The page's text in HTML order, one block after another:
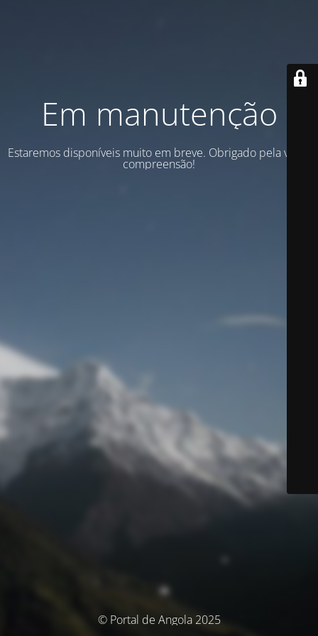
Em manutenção
Estaremos disponíveis muito em breve. Obrigado pela vossa
compreensão!
© Portal de Angola 2025